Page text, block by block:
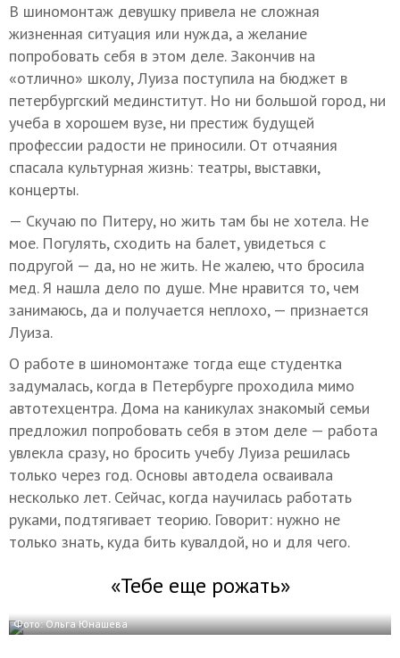
В шиномонтаж девушку привела не сложная
жизненная ситуация или нужда, а желание
попробовать себя в этом деле. Закончив на
«отлично» школу, Луиза поступила на бюджет в
петербургский мединститут. Но ни большой город, ни
учеба в хорошем вузе, ни престиж будущей
профессии радости не приносили. От отчаяния
спасала культурная жизнь: театры, выставки,
концерты.
— Скучаю по Питеру, но жить там бы не хотела. Не
мое. Погулять, сходить на балет, увидеться с
подругой — да, но не жить. Не жалею, что бросила
мед. Я нашла дело по душе. Мне нравится то, чем
занимаюсь, да и получается неплохо, — признается
Луиза.
О работе в шиномонтаже тогда еще студентка
задумалась, когда в Петербурге проходила мимо
автотехцентра. Дома на каникулах знакомый семьи
предложил попробовать себя в этом деле — работа
увлекла сразу, но бросить учебу Луиза решилась
только через год. Основы автодела осваивала
несколько лет. Сейчас, когда научилась работать
руками, подтягивает теорию. Говорит: нужно не
только знать, куда бить кувалдой, но и для чего.
«Тебе еще рожать»
Фото: Ольга Юнашева